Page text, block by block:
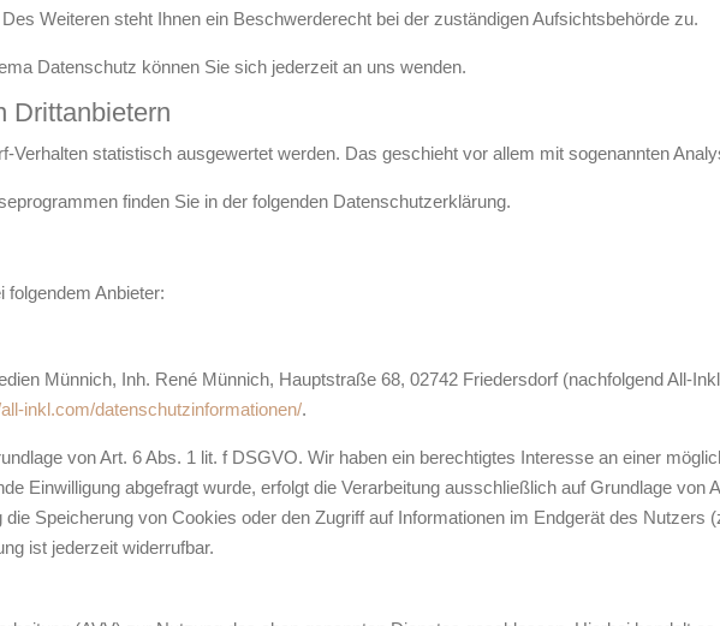
Weiteren steht Ihnen ein Beschwerderecht bei der zuständigen Aufsichtsbehörde zu.
Datenschutz können Sie sich jederzeit an uns wenden.
Dritt­anbietern
Verhalten statistisch ausgewertet werden. Das geschieht vor allem mit sogenannten
finden Sie in der folgenden Datenschutzerklärung.
folgendem Anbieter:
Münnich, Inh. René Münnich, Hauptstraße 68, 02742 Friedersdorf (nachfolgend All-
inkl.com/datenschutzinformationen/.
von Art. 6 Abs. 1 lit. f DSGVO. Wir haben ein berechtigtes Interesse an einer
Einwilligung abgefragt wurde, erfolgt die Verarbeitung ausschließlich auf Grundlage von
Speicherung von Cookies oder den Zugriff auf Informationen im Endgerät des Nutzers
ist jederzeit widerrufbar.